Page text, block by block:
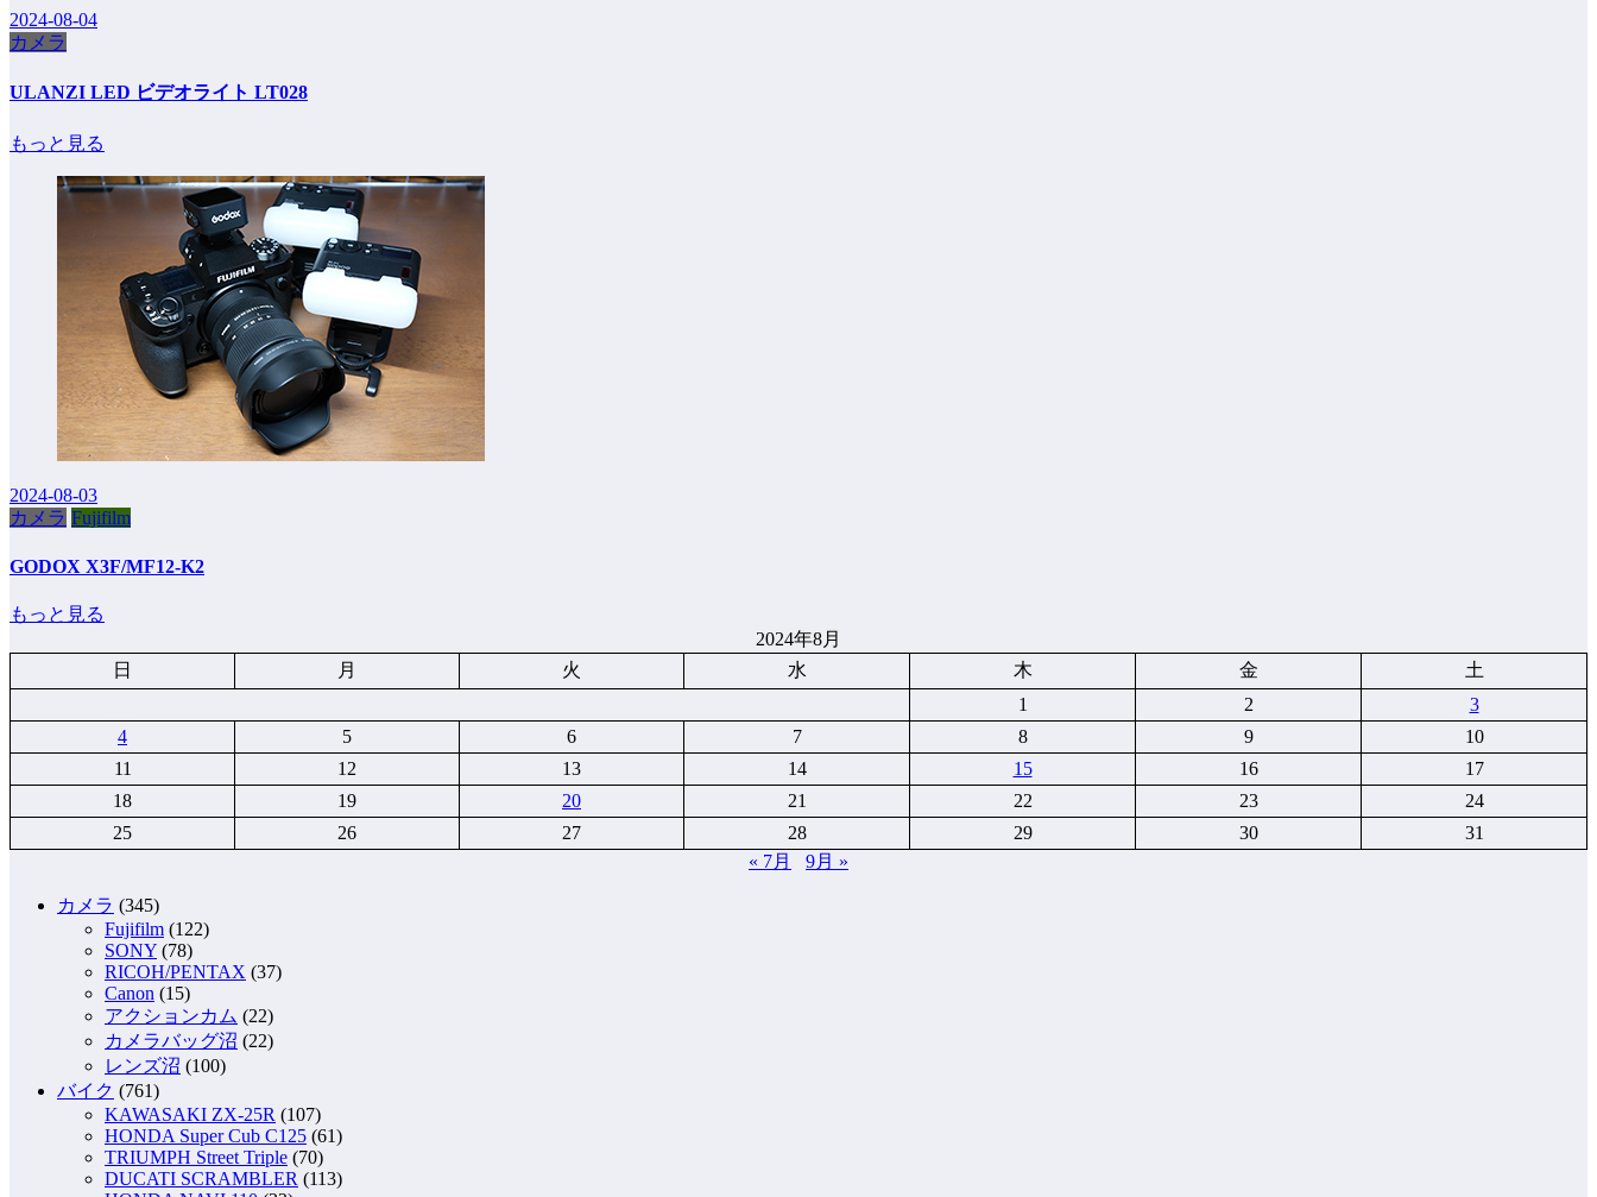
2024-08-04
カメラ
ULANZI LED ビデオライト LT028
もっと見る
2024-08-03
カメラ Fujifilm
GODOX X3F/MF12-K2
もっと見る
2024年8月
日
月 火 水 木 金
土
1
2
3
4
5 6 7 8 9
10
11
12 13 14 15 16
17
18
19 20 21 22 23
24
25
26 27 28 29 30
31
« 7月
9月 »
カメラ (345)
Fujifilm (122)
SONY (78)
RICOH/PENTAX (37)
Canon (15)
アクションカム (22)
カメラバッグ沼 (22)
レンズ沼 (100)
バイク (761)
KAWASAKI ZX-25R (107)
HONDA Super Cub C125 (61)
TRIUMPH Street Triple (70)
DUCATI SCRAMBLER (113)